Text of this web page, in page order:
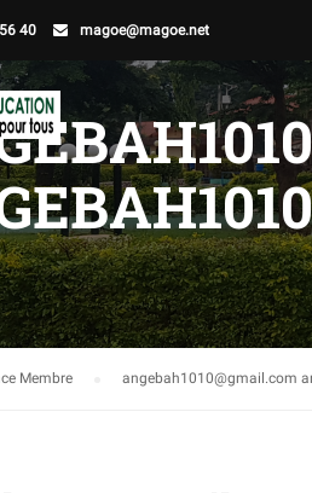
40 magoe@magoe.net
Membre angebah1010@gmail.com